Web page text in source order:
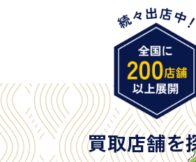
・旧パスポート
※原則として「公的機関が発行
年月日が記載されているもの
※日本国政府発行のもの
※2020年2月4日以降に申請さ
は「所持人記入欄（住所記載
め、単体では古物営業法上の
買取店舗を